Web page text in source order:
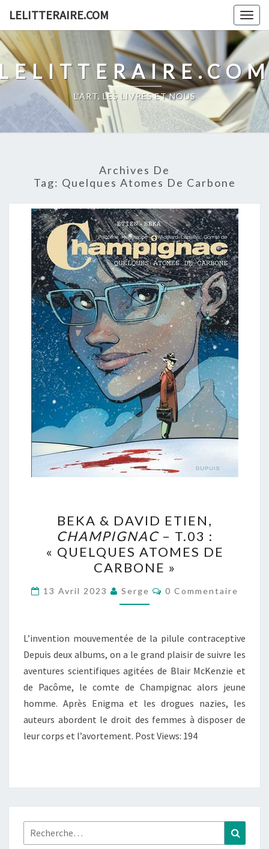
content
LELITTERAIRE.COM
L'ART, LES LIVRES ET NOUS
Archives De
Tag: Quelques Atomes De Carbone
&
DAVID
ETIEN,
CHAMPIGNAC
–
T.03
« QUELQUES
ATOMES
DE
CARBONE »
BEKA & DAVID ETIEN,
CHAMPIGNAC – T.03 :
« QUELQUES ATOMES DE
CARBONE »
13 Avril 2023 Serge Commentaires
0 Commentaire
L’invention mouvementée de la pilule contraceptive
Depuis deux albums, on a le grand plaisir de suivre les
aventures scientifiques agitées de Blair McKenzie et
de Pacôme, le comte de Champignac alors jeune
homme. Après Enigma et les drogues nazies, les
auteurs abordent le droit des femmes à disposer de
leur corps et l’avortement. Post Views: 194
Rechercher :